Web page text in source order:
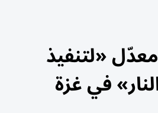
«لتنفيذ
في غزة